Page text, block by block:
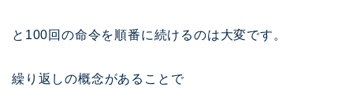
と100回の命令を順番に続けるのは大変です。
繰り返しの概念があることで